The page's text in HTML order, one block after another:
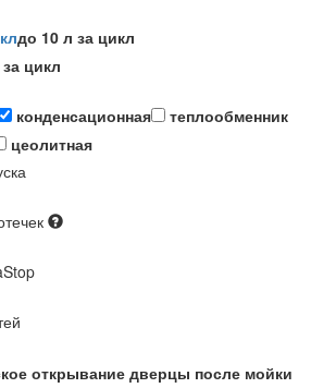
до 10 л за цикл
цикл
конденсационная
теплообменник
цеолитная
открывание дверцы после мойки